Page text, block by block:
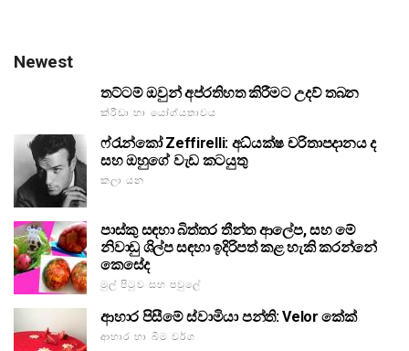
Newest
තට්ටම් ඔවුන් අප්රතිහත කිරීමට උදව් තබන
ක්රීඩා හා යෝග්යතාවය
ෆ්රැන්කෝ Zeffirelli: අධ්යක්ෂ චරිතාපදානය ද
සහ ඔහුගේ වැඩ කටයුතු
කලා යන
පාස්කු සඳහා බිත්තර තීන්ත ආලේප, සහ මේ
නිවාඩු ශිල්ප සඳහා ඉදිරිපත් කළ හැකි කරන්නේ
කෙසේද
මුල් පිටුව සහ පවුලේ
ආහාර පිසීමේ ස්වාමියා පන්ති: Velor කේක්
ආහාර හා බීම වර්ග